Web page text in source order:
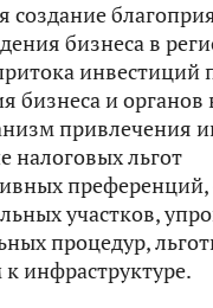
создание
бизнеса в
инвестиций
бизнеса и органов
привлечения
налоговых льгот
преференций,
участков,
процедур,
инфраструктуре.